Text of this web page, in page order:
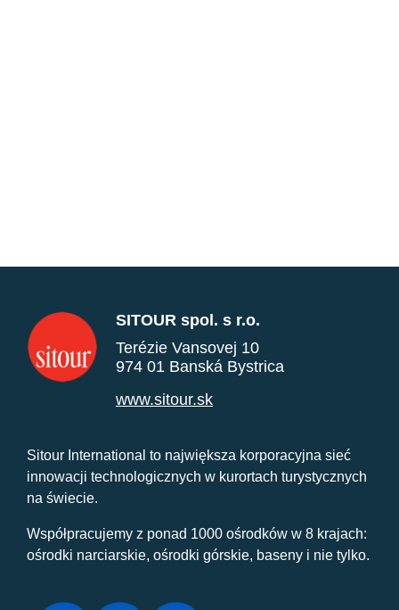
SITOUR spol. s r.o.
Terézie Vansovej 10
974 01 Banská Bystrica
www.sitour.sk
Sitour International to największa korporacyjna sieć
innowacji technologicznych w kurortach turystycznych
na świecie.
Współpracujemy z ponad 1000 ośrodków w 8 krajach:
ośrodki narciarskie, ośrodki górskie, baseny i nie tylko.